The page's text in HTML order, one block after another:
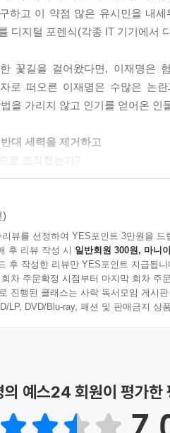
하고 이 약점 많은 유시민을 내
디지털 포렌식(각종 IT 기기에서
꽃길을 걸어왔다면, 이재명은
로 떠오른 이재명은 수많은 논
을 가리지 않고 인기를 얻어온
대 세력을 제거하고
여론조작 사건 등 수많은 사건의
충격적 진실을 제시하고 있다.
실사구시, 즉 “사실에 근거한 진
는 누구인지, 대한민국에 꼭 필요
진실이 아무리 낯설고 불편하더
흥미를 잠시도 잃지 않는 강력
)
뷰를 선정하여 YES포인트 3만원을 드
후 리뷰 작성 시 일반회원 300원, 마니
후 작성한 리뷰만 YES포인트 지급됩니
차 주문확정 시점부터 마지막 회차 주
진행된 클래스는 사락 독서모임 게시
LP, DVD/Blu-ray, 패션 및 판매금지 상
의 예스24 회원이 평가한